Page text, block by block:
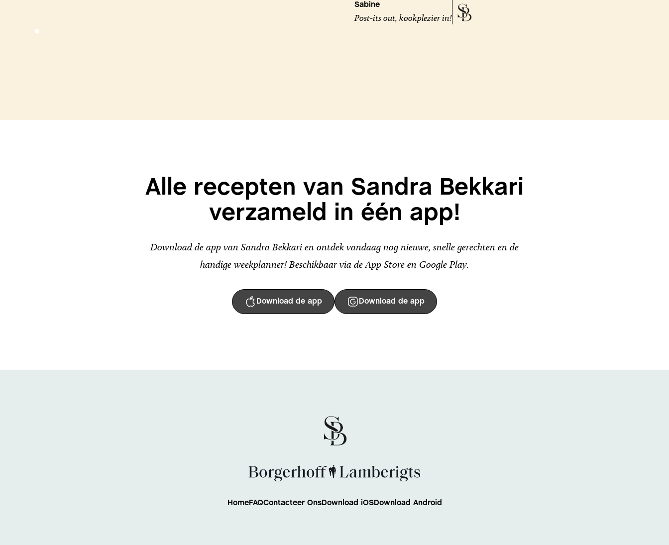
Sabine
Post-its out, kookplezier in!
Alle recepten van Sandra Bekkari
verzameld in één app!
Download de app van Sandra Bekkari en ontdek vandaag nog nieuwe, snelle gerechten en de
handige weekplanner! Beschikbaar via de App Store en Google Play.
Download de app Download de app
HomeFAQContacteer OnsDownload iOSDownload Android